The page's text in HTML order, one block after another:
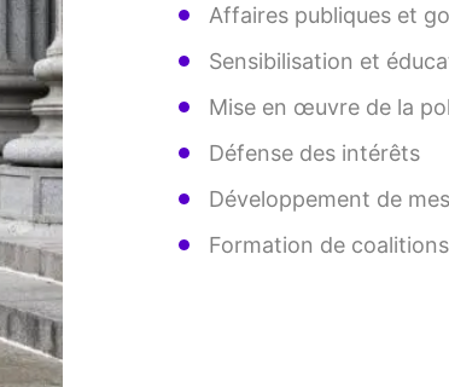
Affaires publiques et
Sensibilisation et
Mise en œuvre de la
Défense des intérêts
Développement de
Formation de coalitions